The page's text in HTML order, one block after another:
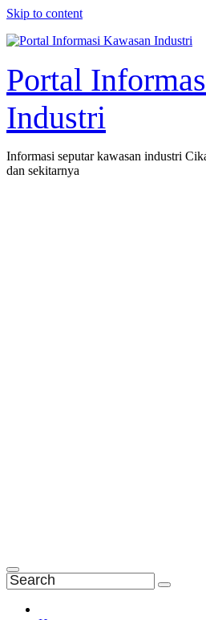
Skip to content
Portal
Industri
Informasi seputar kawasan industri
dan sekitarnya